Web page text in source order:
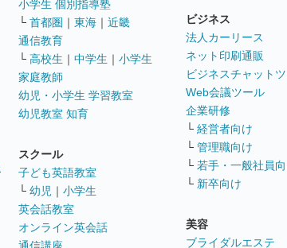
小学生 個別指導塾
└ 首都圏 ｜ 東海 ｜ 近畿
通信教育
└ 高校生 ｜ 中学生 ｜ 小学生
家庭教師
幼児・小学生 学習教室
幼児教室 知育
スクール
子ども英語教室
└ 幼児 ｜ 小学生
英会話教室
オンライン英会話
ビジネス
法人カーリース
ネット印刷通販
ビジネスチャット
Web会議ツール
企業研修
└ 経営者向け
└ 管理職向け
└ 若手・一般社員
└ 新卒向け
美容
ブライダルエステ